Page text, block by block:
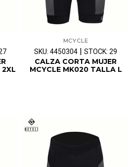
MCYCLE
SKU: 4450304 | STOCK: 29
CALZA CORTA MUJER
MCYCLE MK020 TALLA L